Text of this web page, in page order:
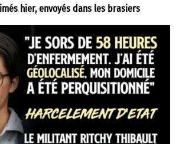
hier, envoyés dans les brasiers